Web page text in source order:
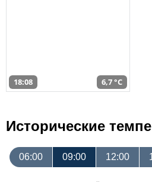
18:08 6,7 °C
Исторические
06:00 09:00 12:00